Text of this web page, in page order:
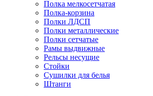
Полка мелкосетчатая
Полка-корзина
Полки ЛДСП
Полки металлические
Полки сетчатые
Рамы выдвижные
Рельсы несущие
Стойки
Сушилки для белья
Штанги